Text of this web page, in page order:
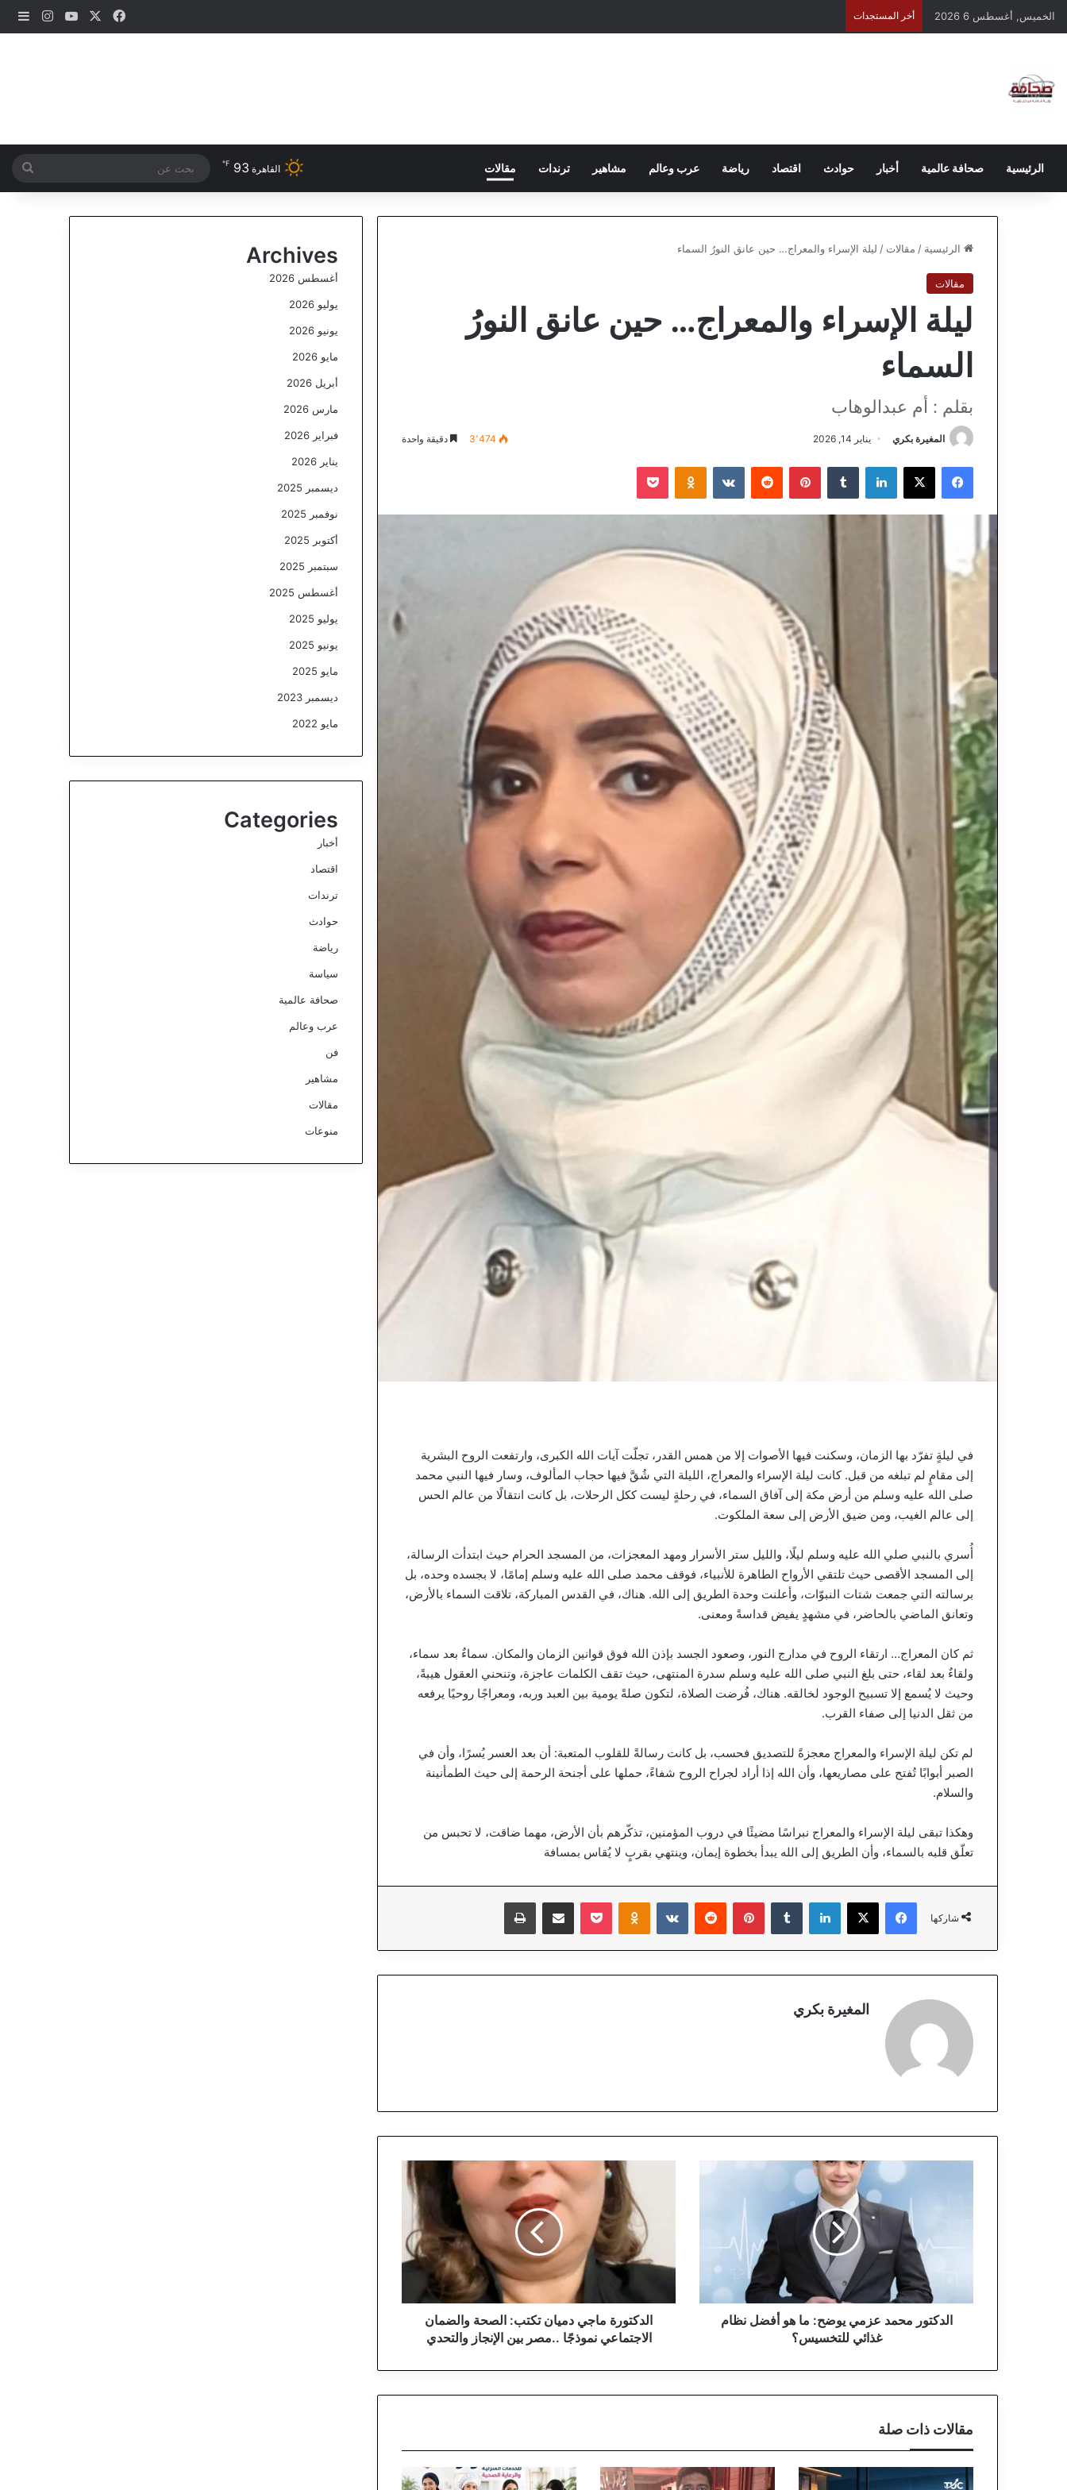
الخميس, أغسطس 6 2026 أخر المستجدات فيسبوك ‫YouTube
الرئيسية صحافة عالمية أخبار حوادث اقتصاد رياضة عرب وعالم مشاهير ترندات مقالات القاهرة 93
℉
عن
الرئيسية / مقالات / ليلة الإسراء والمعراج… حين عانق النورُ السماء
مقالات
ليلة الإسراء والمعراج… حين عانق النورُ
السماء
بقلم : أم عبدالوهاب
المغيرة بكري يناير 14, 2026 3٬474 دقيقة واحدة
فيسبوك لينكدإن بينتيريست
في ليلةٍ تفرّد بها الزمان، وسكنت فيها الأصوات إلا من همس القدر، تجلّت آيات الله الكبرى، وارتفعت الروح البشرية
إلى مقامٍ لم تبلغه من قبل. كانت ليلة الإسراء والمعراج، الليلة التي شُقَّ فيها حجاب المألوف، وسار فيها النبي محمد
صلى الله عليه وسلم من أرض مكة إلى آفاق السماء، في رحلةٍ ليست ككل الرحلات، بل كانت انتقالًا من عالم الحس
إلى عالم الغيب، ومن ضيق الأرض إلى سعة الملكوت.
أُسري بالنبي صلي الله عليه وسلم ليلًا، والليل ستر الأسرار ومهد المعجزات، من المسجد الحرام حيث ابتدأت الرسالة،
إلى المسجد الأقصى حيث تلتقي الأرواح الطاهرة للأنبياء، فوقف محمد صلى الله عليه وسلم إمامًا، لا بجسده وحده، بل
برسالته التي جمعت شتات النبوّات، وأعلنت وحدة الطريق إلى الله. هناك، في القدس المباركة، تلاقت السماء بالأرض،
وتعانق الماضي بالحاضر، في مشهدٍ يفيض قداسةً ومعنى.
ثم كان المعراج… ارتقاء الروح في مدارج النور، وصعود الجسد بإذن الله فوق قوانين الزمان والمكان. سماءٌ بعد سماء،
ولقاءٌ بعد لقاء، حتى بلغ النبي صلى الله عليه وسلم سدرة المنتهى، حيث تقف الكلمات عاجزة، وتنحني العقول هيبةً،
وحيث لا يُسمع إلا تسبيح الوجود لخالقه. هناك، فُرضت الصلاة، لتكون صلةً يومية بين العبد وربه، ومعراجًا روحيًا يرفعه
من ثقل الدنيا إلى صفاء القرب.
لم تكن ليلة الإسراء والمعراج معجزةً للتصديق فحسب، بل كانت رسالةً للقلوب المتعبة: أن بعد العسر يُسرًا، وأن في
الصبر أبوابًا تُفتح على مصاريعها، وأن الله إذا أراد لجراح الروح شفاءً، حملها على أجنحة الرحمة إلى حيث الطمأنينة
والسلام.
وهكذا تبقى ليلة الإسراء والمعراج نبراسًا مضيئًا في دروب المؤمنين، تذكّرهم بأن الأرض، مهما ضاقت، لا تحبس من
تعلّق قلبه بالسماء، وأن الطريق إلى الله يبدأ بخطوة إيمان، وينتهي بقربٍ لا يُقاس بمسافة
شاركها
فيسبوك لينكدإن بينتيريست
المغيرة بكري
ح
ز
و
ض
ح
:
الدكتور محمد عزمي يوضح: ما هو أفضل نظام
غذائي للتخسيس؟
ر
م
د
ت
ك
ت
الدكتورة ماجي دميان تكتب: الصحة والضمان
الاجتماعي نموذجًا ..مصر بين الإنجاز والتحدي
مقالات ذات صلة
Archives
أغسطس 2026
يوليو 2026
يونيو 2026
مايو 2026
أبريل 2026
مارس 2026
فبراير 2026
يناير 2026
ديسمبر 2025
نوفمبر 2025
أكتوبر 2025
سبتمبر 2025
أغسطس 2025
يوليو 2025
يونيو 2025
مايو 2025
ديسمبر 2023
مايو 2022
Categories
أخبار
اقتصاد
ترندات
حوادث
رياضة
سياسة
صحافة عالمية
عرب وعالم
فن
مشاهير
مقالات
منوعات